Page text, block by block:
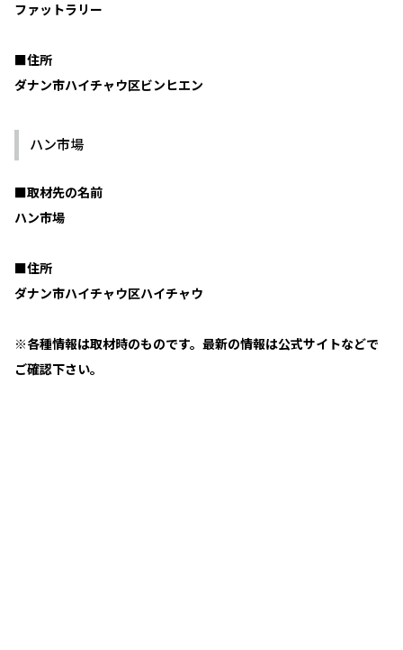
ファットラリー
■住所
ダナン市ハイチャウ区ビンヒエン
ハン市場
■取材先の名前
ハン市場
■住所
ダナン市ハイチャウ区ハイチャウ
※各種情報は取材時のものです。最新の情報は公式サイトなどで
ご確認下さい。